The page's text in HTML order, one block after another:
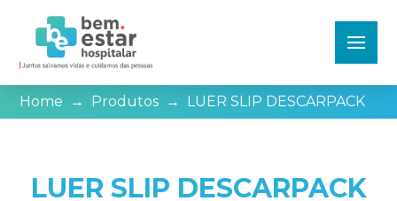
Home → Produtos → LUER SLIP DESCARPACK
LUER SLIP DESCARPACK